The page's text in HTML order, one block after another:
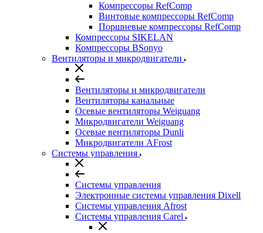
Компрессоры RefComp
Винтовые компрессоры RefComp
Поршневые компрессоры RefComp
Компрессоры SIKELAN
Компрессоры BSonyo
Вентиляторы и микродвигатели
Вентиляторы и микродвигатели
Вентиляторы канальные
Осевые вентиляторы Weiguang
Микродвигатели Weiguang
Осевые вентиляторы Dunli
Микродвигатели AFrost
Системы управления
Системы управления
Электронные системы управления Dixell
Системы управления Afrost
Системы управления Carel